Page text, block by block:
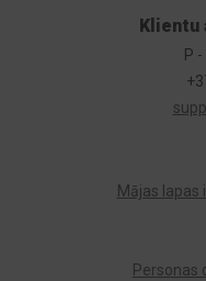
Mājas
Personas
Klientu
P